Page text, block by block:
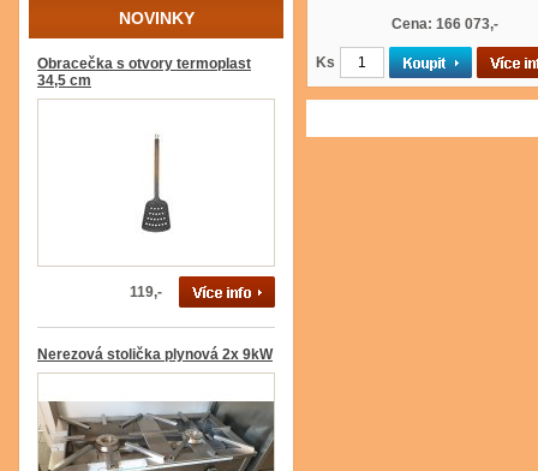
NOVINKY
Obracečka s otvory termoplast
34,5 cm
119,-
Nerezová stolička plynová 2x 9kW
Cena: 166 073,-
Ks